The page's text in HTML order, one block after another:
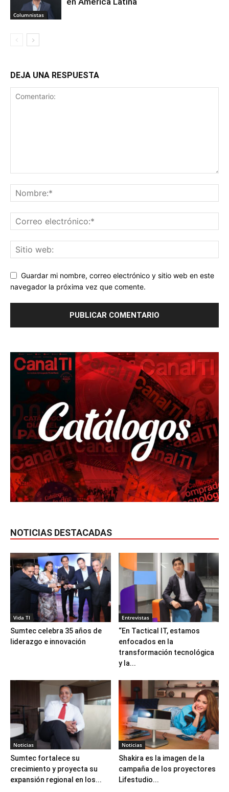
Columnistas
DEJA UNA RESPUESTA
Guardar mi nombre, correo electrónico y sitio web en este
navegador la próxima vez que comente.
NOTICIAS DESTACADAS
Vida TI
Sumtec celebra 35 años de
liderazgo e innovación
Entrevistas
“En Tactical IT, estamos
enfocados en la
transformación tecnológica
y la...
Noticias
Sumtec fortalece su
crecimiento y proyecta su
expansión regional en los...
Noticias
Shakira es la imagen de la
campaña de los proyectores
Lifestudio...